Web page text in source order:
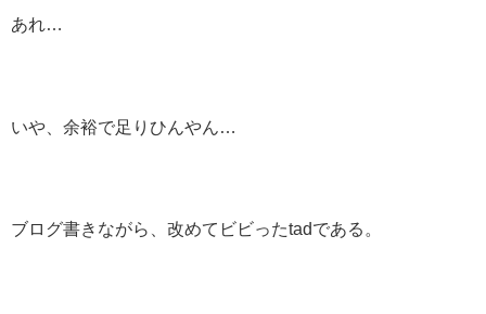
あれ…
いや、余裕で足りひんやん…
ブログ書きながら、改めてビビったtadである。